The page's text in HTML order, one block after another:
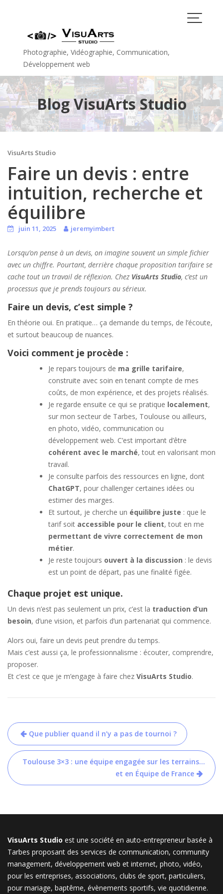
Photographie, Vidéographie, Communication,
Développement web
Blog VisuArts Studio
VisuArts Studio
Faire un devis : entre
intuition, recherche et
équilibre
juin 11, 2025 jeremyimbert
Lorsqu’on pense à un devis, on imagine souvent un simple fichier
avec un chiffre. Pourtant, derrière chaque proposition tarifaire se
cache tout un travail de réflexion. Chez VisuArts Studio, c’est un
processus que je prends toujours au sérieux.
Faire un devis, c’est simple ?
En théorie oui. En pratique… ça demande du temps, de l’écoute,
et surtout beaucoup de nuances.
Voici comment je procède :
Je repars toujours de ma grille tarifaire,
construite avec soin en tenant compte de mes
coûts, de mon expérience, et des projets réalisés.
Je regarde ensuite ce qui se pratique localement,
sur mon secteur de Tarbes, Toulouse ou ailleurs,
en photo, vidéo, communication ou
développement web. C’est important d’être
cohérent avec le marché, tout en valorisant mon
travail.
Je consulte parfois des ressources en ligne, dont
ChatGPT, pour challenger certaines idées ou
estimer des marges.
Et surtout, je cherche un équilibre juste : que le
tarif soit accessible pour le client, tout en me
permettant de vivre correctement de mon
métier.
Je reste toujours ouvert à la discussion : le devis
est un point de départ, pas une finalité figée.
Chaque projet est unique.
Un devis n’est pas seulement un prix, c’est la traduction d’un
besoin, d’une vision, et parfois d’un partenariat qui commence.
Alors oui, faire un devis peut prendre du temps.
Mais c’est aussi ça, le professionnalisme : écouter, comprendre,
proposer.
Et c’est ce que je m’engage à faire chez VisuArts Studio.
Navigation
de
l’article
Que publier quand il n’y a pas de tournoi ?
Toulouse 3×3 : une équipe engagée sur les terrains…
et en Équipe de France
VisuArts Studio est une société en auto-entrepreneur basée à
Tarbes proposant des services de communication, community
management, développement web et internet, photo, vidéo,
pour les entreprises, associations, clubs de sport, particuliers,
pour mariage, baptême, évènements sportifs, vie quotidienne.